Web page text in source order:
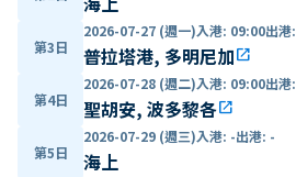
第3日
2026-07-27 (週一)入港: 09:00出港:
普拉塔港, 多明尼加open_in_new
第4日
2026-07-28 (週二)入港: 09:00出港:
聖胡安, 波多黎各open_in_new
第5日
2026-07-29 (週三)入港: -出港: -
海上